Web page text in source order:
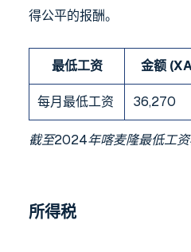
得公平的报酬。
最低工资 金额
每月最低工资 36,270
截至2024年喀麦隆最低工
所得税